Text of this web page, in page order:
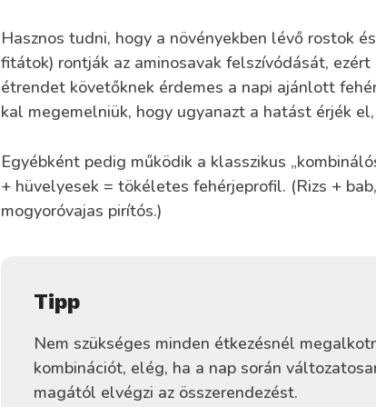
Hasznos tudni, hogy a növényekben lévő rostok
fitátok) rontják az aminosavak felszívódását,
étrendet követőknek érdemes a napi ajánlott
kal megemelniük, hogy ugyanazt a hatást érjék
Egyébként pedig működik a klasszikus
+ hüvelyesek = tökéletes fehérjeprofil. (Rizs +
mogyoróvajas pirítós.)
Tipp
Nem szükséges minden étkezésnél
kombinációt, elég, ha a nap során
magától elvégzi az összerendezést.